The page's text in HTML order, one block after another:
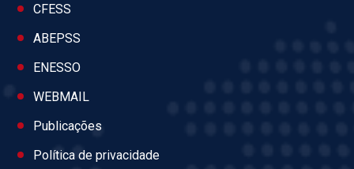
CFESS
ABEPSS
ENESSO
WEBMAIL
Publicações
Política de privacidade